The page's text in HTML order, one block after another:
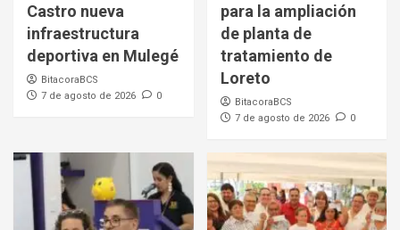
Castro nueva
infraestructura
deportiva en Mulegé
BitacoraBCS
7 de agosto de 2026
0
para la ampliación
de planta de
tratamiento de
Loreto
BitacoraBCS
7 de agosto de 2026
0